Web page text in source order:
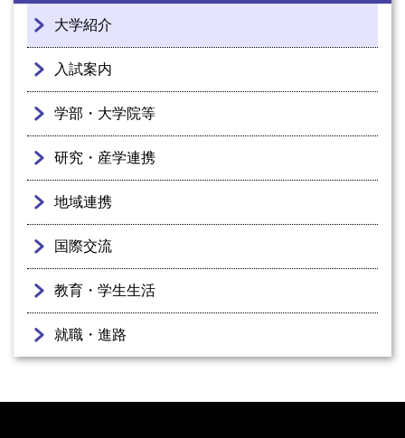
大学紹介
入試案内
学部・大学院等
研究・産学連携
地域連携
国際交流
教育・学生生活
就職・進路